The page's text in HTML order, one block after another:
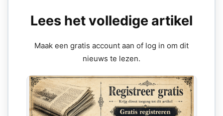
Lees het volledige artikel
Maak een gratis account aan of log in om dit
nieuws te lezen.